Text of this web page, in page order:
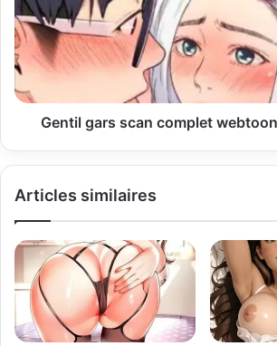
l
Gentil gars scan complet
Articles similaires